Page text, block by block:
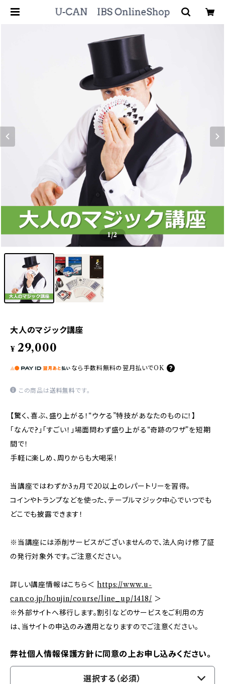
1/2
大人のマジック講座
¥ 29,000
なら 手数料無料の 翌月払いでOK
この商品は送料無料です。
【驚く、喜ぶ、盛り上がる！“ウケる”特技があなたのものに！】
「なんで?」「すごい！」場面問わず盛り上がる“奇跡のワザ”を短期
間で！
手軽に楽しめ、周りからも大喝采！
当講座ではわずか3ヵ月で20以上のレパートリーを習得。
コインやトランプなどを使った、テーブルマジック中心でいつでも
どこでも披露できます！
※当講座には添削サービスがございませんので、法人向け修了証
の発行対象外です。ご注意ください。
詳しい講座情報はこちら＜https://www.u-
can.co.jp/houjin/course/line_up/1418/ ＞
※外部サイトへ移行します。割引などのサービスをご利用の方
は、当サイトの申込のみ適用となりますのでご注意ください。
弊社個人情報保護方針に同意の上お申し込みください。
選択する（必須）